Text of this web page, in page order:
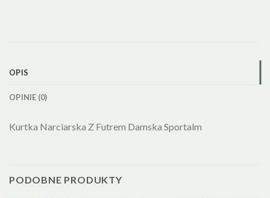
OPIS
OPINIE (0)
Kurtka Narciarska Z Futrem Damska Sportalm
PODOBNE PRODUKTY